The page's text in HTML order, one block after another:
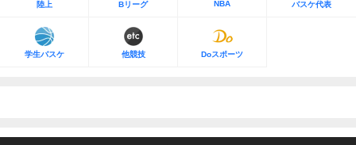
陸上 Bリーグ NBA バスケ代表
学生バスケ 他競技 Doスポーツ